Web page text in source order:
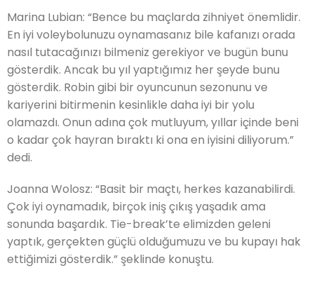
Marina Lubian: “Bence bu maçlarda zihniyet önemlidir.
En iyi voleybolunuzu oynamasanız bile kafanızı orada
nasıl tutacağınızı bilmeniz gerekiyor ve bugün bunu
gösterdik. Ancak bu yıl yaptığımız her şeyde bunu
gösterdik. Robin gibi bir oyuncunun sezonunu ve
kariyerini bitirmenin kesinlikle daha iyi bir yolu
olamazdı. Onun adına çok mutluyum, yıllar içinde beni
o kadar çok hayran bıraktı ki ona en iyisini diliyorum.”
dedi.
Joanna Wolosz: “Basit bir maçtı, herkes kazanabilirdi.
Çok iyi oynamadık, birçok iniş çıkış yaşadık ama
sonunda başardık. Tie-break’te elimizden geleni
yaptık, gerçekten güçlü olduğumuzu ve bu kupayı hak
ettiğimizi gösterdik.” şeklinde konuştu.